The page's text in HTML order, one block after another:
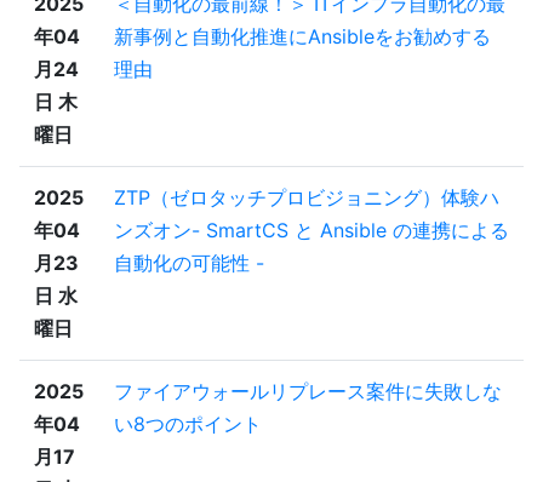
年04
月24
日 木
曜日
新事例と自動化推進にAnsibleをお勧めする
理由
2025
年04
月23
日 水
曜日
ZTP（ゼロタッチプロビジョニング）体験ハ
ンズオン- SmartCS と Ansible の連携による
自動化の可能性 -
2025
年04
月17
ファイアウォールリプレース案件に失敗しな
い8つのポイント